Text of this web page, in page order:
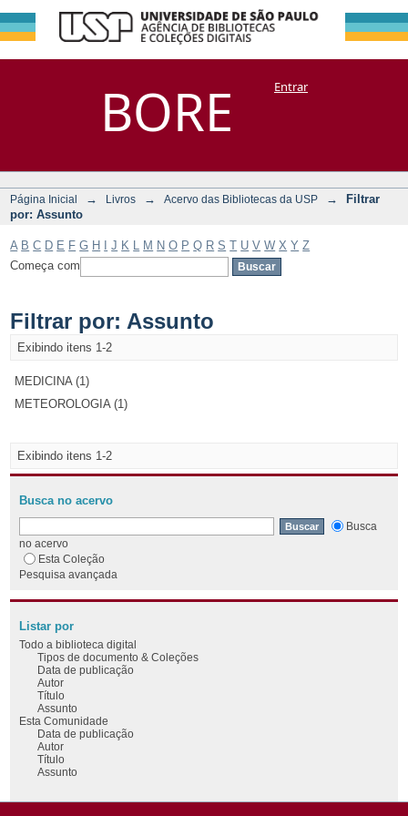
BORE
Filtrar por:
Assunto
DSpace/Manakin + CoriscoEntrar
Página Inicial → Livros → Acervo das Bibliotecas da USP →
Filtrar
por: Assunto
A B C D E F G H J K M N O P Q R S T U V W X Y Z
Começa com
Filtrar por: Assunto
Exibindo itens 1-2
MEDICINA (1)
METEOROLOGIA (1)
Exibindo itens 1-2
Busca no acervo
Busca
no acervo
Esta Coleção
Pesquisa avançada
Listar por
Todo a biblioteca digital
Tipos de documento & Coleções
Data de publicação
Autor
Título
Assunto
Esta Comunidade
Data de publicação
Autor
Título
Assunto